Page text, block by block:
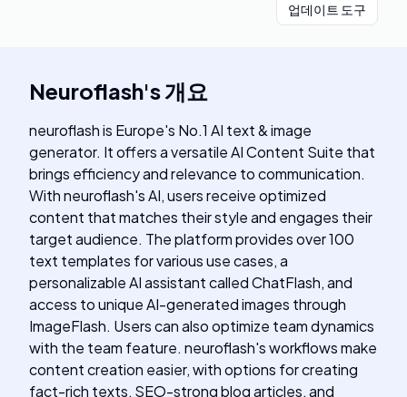
업데이트 도구
Neuroflash's개요
neuroflash is Europe's No.1 AI text & image
generator. It offers a versatile AI Content Suite that
brings efficiency and relevance to communication.
With neuroflash's AI, users receive optimized
content that matches their style and engages their
target audience. The platform provides over 100
text templates for various use cases, a
personalizable AI assistant called ChatFlash, and
access to unique AI-generated images through
ImageFlash. Users can also optimize team dynamics
with the team feature. neuroflash's workflows make
content creation easier, with options for creating
fact-rich texts, SEO-strong blog articles, and